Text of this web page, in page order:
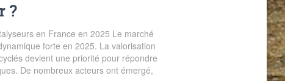
?
en France en 2025 Le marché
forte en 2025. La valorisation
devient une priorité pour répondre
De nombreux acteurs ont émergé,